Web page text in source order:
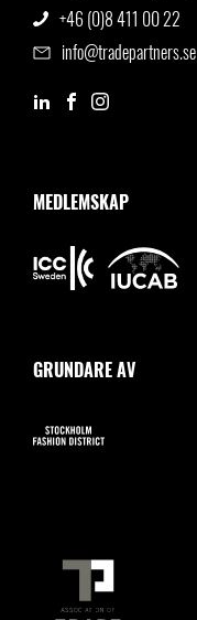
+46 (0)8 411 00 22
info@tradepartners.se
MEDLEMSKAP
GRUNDARE AV